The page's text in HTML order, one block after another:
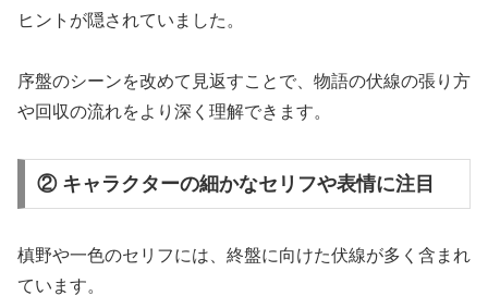
ヒントが隠されていました。
序盤のシーンを改めて見返すことで、物語の伏線の張り方
や回収の流れをより深く理解できます。
② キャラクターの細かなセリフや表情に注目
槙野や一色のセリフには、終盤に向けた伏線が多く含まれ
ています。